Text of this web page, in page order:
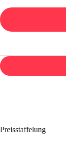
Preisstaffelung